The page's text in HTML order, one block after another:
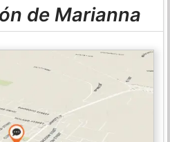
de Marianna